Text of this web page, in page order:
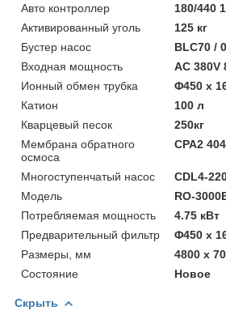
Авто контроллер
180/440
Активированный уголь
125 кг
Бустер насос
BLC70 /
Входная мощность
AC 380V
Ионный обмен трубка
Φ450 х
Катион
100 л
Кварцевый песок
250кг
Мембрана обратного
осмоса
CPA2
Многоступенчатый насос
CDL4-
Модель
RO-
Потребляемая мощность
4.75 кВт
Предварительный фильтр
Φ450 х
Размеры, мм
4800 х
Состояние
Новое
Скрыть